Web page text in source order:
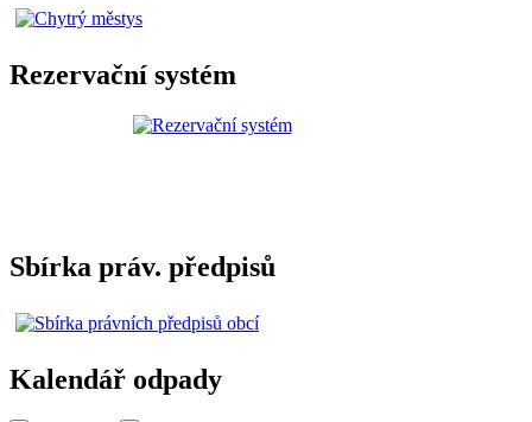
Rezervační systém
Sbírka práv. předpisů
Kalendář odpady